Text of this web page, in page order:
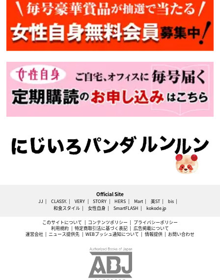
Official Site
JJ CLASSY. VERY STORY HERS Mart 美ST
bis
和食スタイル
女性自身 SmartFLASH kokode.jp
このサイトについて コンテンツポリシー
プライバシーポリシー
利用規約
特定商取引法に基づく表記
広告掲載について
運営会社
ニュース提供先 WEBプッシュ通知について 情報提供 お問い合わせ